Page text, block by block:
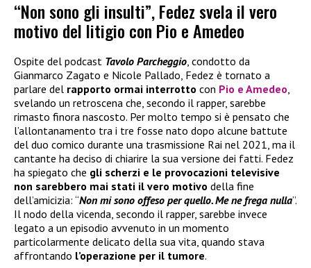
“Non sono gli insulti”, Fedez svela il vero
motivo del litigio con Pio e Amedeo
Ospite del podcast Tavolo Parcheggio , condotto da
Gianmarco Zagato e Nicole Pallado, Fedez è tornato a
parlare del rapporto ormai interrotto con Pio e Amedeo
svelando un retroscena che, secondo il rapper, sarebbe
rimasto finora nascosto. Per molto tempo si è pensato che
l’allontanamento tra i tre fosse nato dopo alcune battute
del duo comico durante una trasmissione Rai nel 2021, ma il
cantante ha deciso di chiarire la sua versione dei fatti. Fedez
ha spiegato che gli scherzi e le provocazioni televisive
non sarebbero mai stati il vero motivo della fine
dell’amicizia: “Non mi sono offeso per quello. Me ne frega nulla”.
Il nodo della vicenda, secondo il rapper, sarebbe invece
legato a un episodio avvenuto in un momento
particolarmente delicato della sua vita, quando stava
affrontando l’operazione per il tumore.